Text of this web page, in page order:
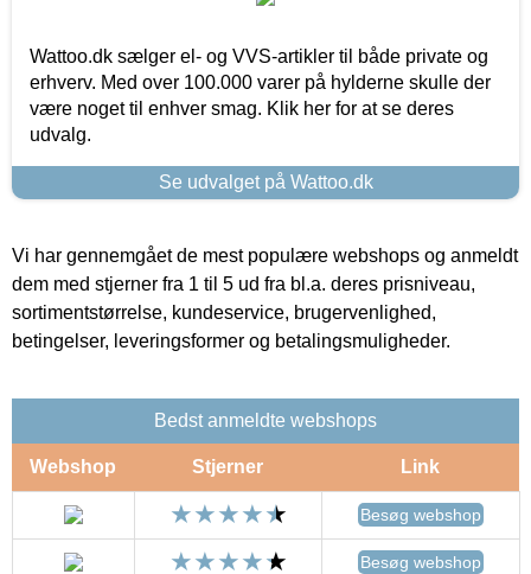
Wattoo.dk sælger el- og VVS-artikler til både private og
erhverv. Med over 100.000 varer på hylderne skulle der
være noget til enhver smag. Klik her for at se deres
udvalg.
Se udvalget på Wattoo.dk
Vi har gennemgået de mest populære webshops og anmeldt
dem med stjerner fra 1 til 5 ud fra bl.a. deres prisniveau,
sortimentstørrelse, kundeservice, brugervenlighed,
betingelser, leveringsformer og betalingsmuligheder.
Bedst anmeldte webshops
Webshop Stjerner Link
Besøg webshop
Besøg webshop